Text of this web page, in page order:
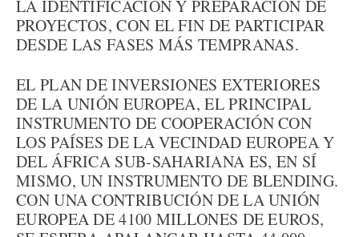
LA IDENTIFICACIÓN Y PREPARACIÓN DE
PROYECTOS, CON EL FIN DE PARTICIPAR
DESDE LAS FASES MÁS TEMPRANAS.
EL PLAN DE INVERSIONES EXTERIORES
DE LA UNIÓN EUROPEA, EL PRINCIPAL
INSTRUMENTO DE COOPERACIÓN CON
LOS PAÍSES DE LA VECINDAD EUROPEA Y
DEL ÁFRICA SUB-SAHARIANA ES, EN SÍ
MISMO, UN INSTRUMENTO DE BLENDING.
CON UNA CONTRIBUCIÓN DE LA UNIÓN
EUROPEA DE 4100 MILLONES DE EUROS,